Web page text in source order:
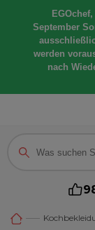
September
werden
nach